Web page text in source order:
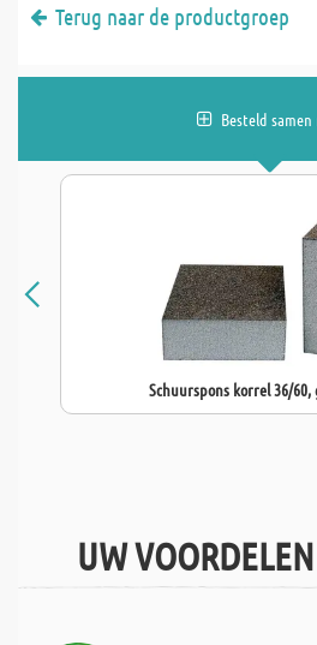
Terug naar de productgroep
Besteld samen
Schuurspons korrel 36/
UW